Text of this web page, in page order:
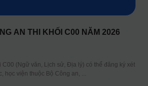
AN THI KHỐI C00 NĂM 2026
C00 (Ngữ văn, Lịch sử, Địa lý) có thể đăng ký xét
học viện thuộc Bộ Công an,